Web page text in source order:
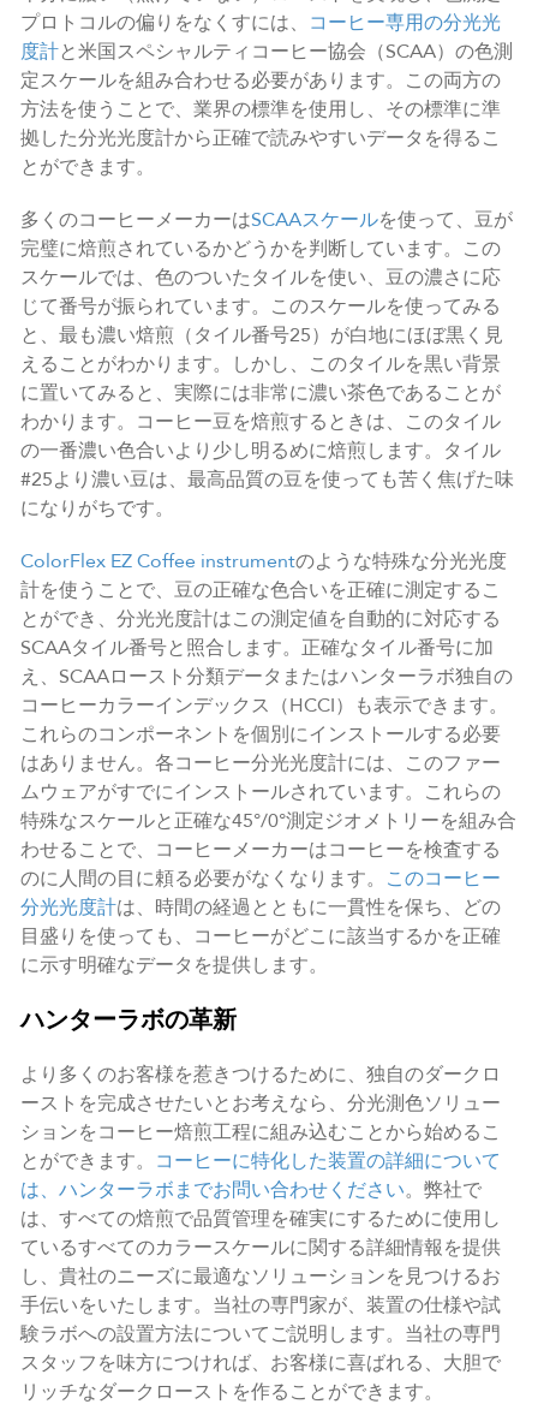
プロトコルの偏りをなくすには、 コーヒー専用の分光光
度計と米国スペシャルティコーヒー協会（SCAA）の色測
定スケールを組み合わせる必要があります。この両方の
方法を使うことで、業界の標準を使用し、その標準に準
拠した分光光度計から正確で読みやすいデータを得るこ
とができます。
多くのコーヒーメーカーはSCAAスケールを使って、豆が
完璧に焙煎されているかどうかを判断しています。この
スケールでは、色のついたタイルを使い、豆の濃さに応
じて番号が振られています。このスケールを使ってみる
と、最も濃い焙煎（タイル番号25）が白地にほぼ黒く見
えることがわかります。しかし、このタイルを黒い背景
に置いてみると、実際には非常に濃い茶色であることが
わかります。コーヒー豆を焙煎するときは、このタイル
の一番濃い色合いより少し明るめに焙煎します。タイル
#25より濃い豆は、最高品質の豆を使っても苦く焦げた味
になりがちです。
ColorFlex EZ Coffee instrumentのような特殊な分光光度
計を使うことで、豆の正確な色合いを正確に測定するこ
とができ、分光光度計はこの測定値を自動的に対応する
SCAAタイル番号と照合します。正確なタイル番号に加
え、SCAAロースト分類データまたはハンターラボ独自の
コーヒーカラーインデックス（HCCI）も表示できます。
これらのコンポーネントを個別にインストールする必要
はありません。各コーヒー分光光度計には、このファー
ムウェアがすでにインストールされています。これらの
特殊なスケールと正確な45°/0°測定ジオメトリーを組み合
わせることで、コーヒーメーカーはコーヒーを検査する
のに人間の目に頼る必要がなくなります。 このコーヒー
分光光度計は、時間の経過とともに一貫性を保ち、どの
目盛りを使っても、コーヒーがどこに該当するかを正確
に示す明確なデータを提供します。
ハンターラボの革新
より多くのお客様を惹きつけるために、独自のダークロ
ーストを完成させたいとお考えなら、分光測色ソリュー
ションをコーヒー焙煎工程に組み込むことから始めるこ
とができます。 コーヒーに特化した装置の詳細について
は、ハンターラボまでお問い合わせください。弊社で
は、すべての焙煎で品質管理を確実にするために使用し
ているすべてのカラースケールに関する詳細情報を提供
し、貴社のニーズに最適なソリューションを見つけるお
手伝いをいたします。当社の専門家が、装置の仕様や試
験ラボへの設置方法についてご説明します。当社の専門
スタッフを味方につければ、お客様に喜ばれる、大胆で
リッチなダークローストを作ることができます。